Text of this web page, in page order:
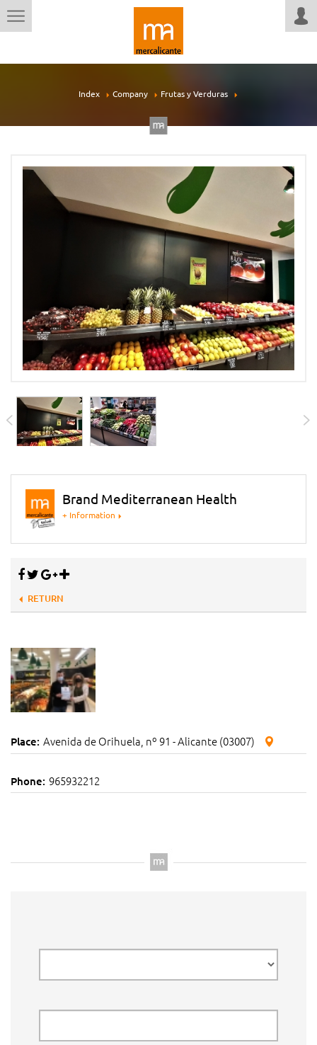
Index Company Frutas y Verduras
Brand Mediterranean Health
+ Information
RETURN
Place: Avenida de Orihuela, nº 91 - Alicante (03007)
Phone: 965932212